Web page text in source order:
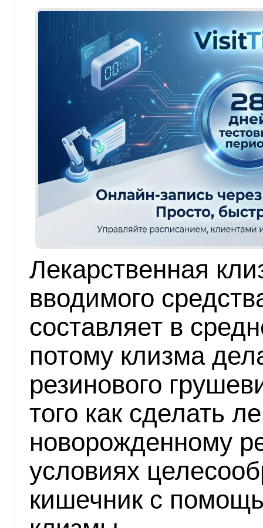
Лекарственная
вводимого
составляет в
потому клизма
резинового
того как сделать
новорожденному
условиях
кишечник с